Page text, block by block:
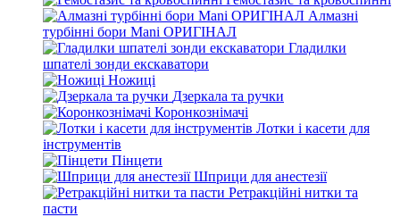
Алмазні
турбінні бори Mani ОРИГІНАЛ
Гладилки
шпателі зонди екскаватори
Ножиці
Дзеркала та ручки
Коронкознімачі
Лотки і касети для
інструментів
Пінцети
Шприци для анестезії
Ретракційні нитки та
пасти